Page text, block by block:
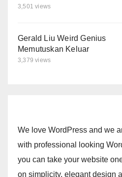
3,501 views
Gerald Liu Weird Genius
Memutuskan Keluar
3,379 views
We love WordPress and we
with professional looking
you can take your website
on simplicity, elegant design